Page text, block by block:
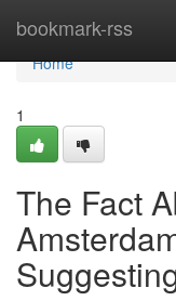
bookmark-rss
Home
Home
1
The Fact